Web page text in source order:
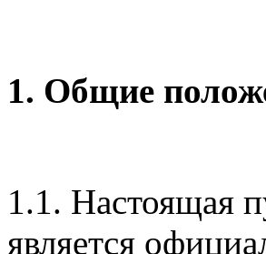
1. Общие
1.1. Настоящая
является